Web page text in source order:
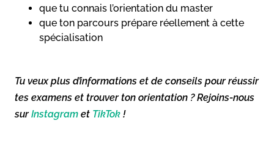
que tu connais l’orientation du master
que ton parcours prépare réellement à cette
spécialisation
Tu veux plus d’informations et de conseils pour réussir
tes examens et trouver ton orientation ? Rejoins-nous
surInstagram et TikTok !